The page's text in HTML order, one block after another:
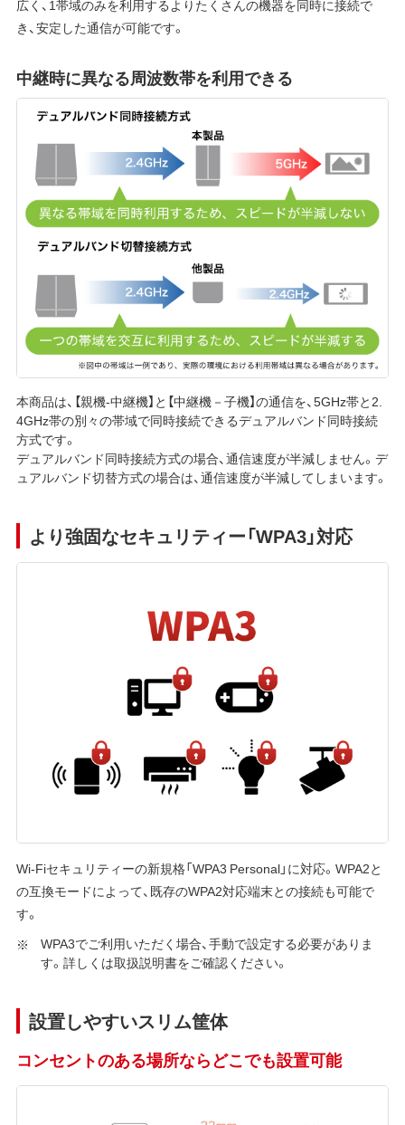
広く、1帯域のみを利用するよりたくさんの機器を同時に接続で
き、安定した通信が可能です。
中継時に異なる周波数帯を利用できる
本商品は、【親機-中継機】と【中継機－子機】の通信を、5GHz帯と2.
4GHz帯の別々の帯域で同時接続できるデュアルバンド同時接続
方式です。
デュアルバンド同時接続方式の場合、通信速度が半減しません。デ
ュアルバンド切替方式の場合は、通信速度が半減してしまいます。
より強固なセキュリティー「WPA3」対応
Wi-Fiセキュリティーの新規格「WPA3 Personal」に対応。WPA2と
の互換モードによって、既存のWPA2対応端末との接続も可能で
す。
WPA3でご利用いただく場合、手動で設定する必要がありま
す。詳しくは取扱説明書をご確認ください。
設置しやすいスリム筐体
コンセントのある場所ならどこでも設置可能